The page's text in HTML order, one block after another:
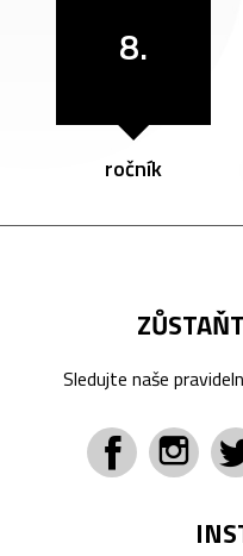
8.
ročník
Sledujte naše